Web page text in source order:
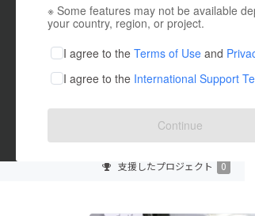
アート・写真
テクノロジー・
映像・映画
ビジネス・起業
まちづくり・
※ Some features may not be available
your country, region, or project.
I agree to the Terms of Use and
I agree to the International Support
Continue
支援したプロジェクト 0